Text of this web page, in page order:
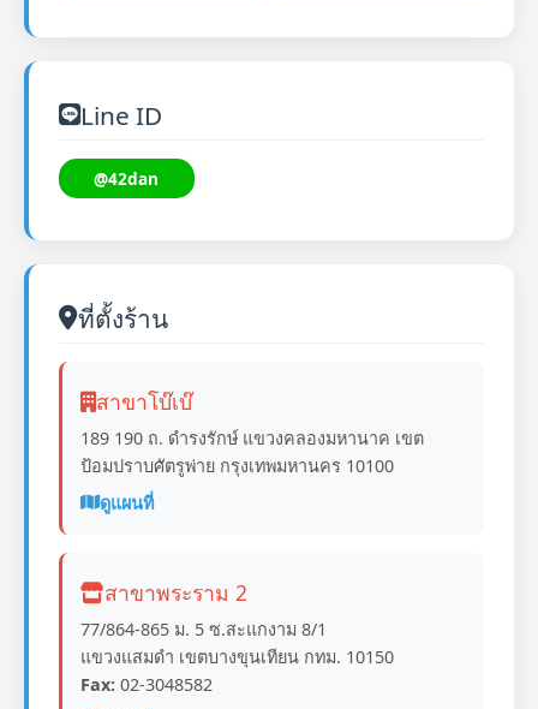
Line ID
@42dan
ที่ตั้งร้าน
สาขาโบ๊เบ๊
189 190 ถ. ดำรงรักษ์ แขวงคลองมหานาค เขต
ป้อมปราบศัตรูพ่าย กรุงเทพมหานคร 10100
ดูแผนที่
สาขาพระราม 2
77/864-865 ม. 5 ซ.สะแกงาม 8/1
แขวงแสมดำ เขตบางขุนเทียน กทม. 10150
Fax: 02-3048582